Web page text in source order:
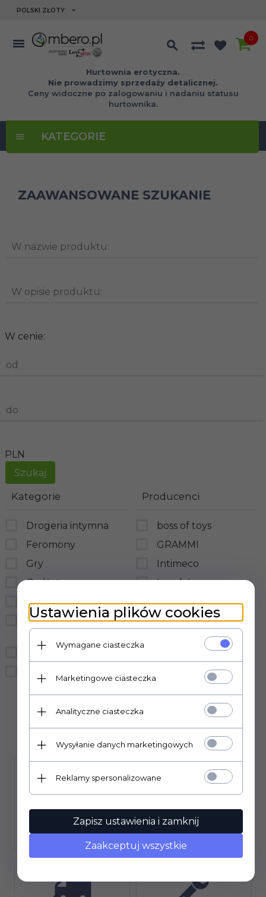
currency_h
POLSKI ZŁOTY
Hurtownia erotyczna.
Nie prowadzimy sprzedaży detalicznej.
Ceny widoczne po zalogowaniu i nadaniu statusu
hurtownika.
0
KATEGORIE
ZAAWANSOWANE SZUKANIE
W nazwie produktu:
W opisie produktu:
W cenie:
od
do
PLN
Kategorie
Drogeria intymna
Feromony
Gry
Gadżety
BDSM
Prezerwatywy
hurtownia
Bielizna
Śmieszne
Producenci
boss of toys
GRAMMI
Intimeco
LovelyLovers
LoveStim
LSDI
medica-group
MedTime
Sexual Health Series
Gwarancja jakości Długi termin płatności
Ustawienia plików cookies
Wymagane ciasteczka
Marketingowe ciasteczka
Analityczne ciasteczka
Wysyłanie danych marketingowych
Reklamy spersonalizowane
Zapisz ustawienia i zamknij
Zaakceptuj wszystkie